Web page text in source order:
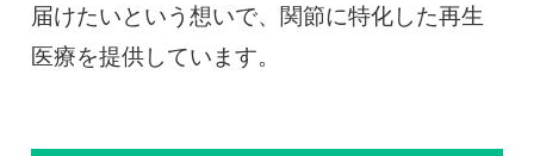
届けたいという想いで、関節に特化した再生
医療を提供しています。